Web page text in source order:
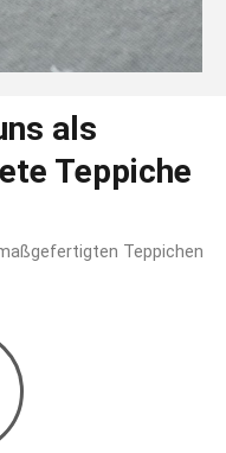
als
Teppiche
Teppichen